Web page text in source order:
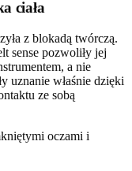
ciała
z blokadą twórczą.
sense pozwoliły jej
a nie
uznanie właśnie dzięki
ze sobą